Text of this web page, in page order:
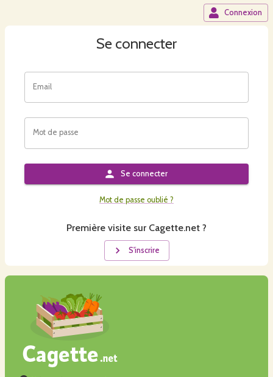
Connexion
Se connecter
Email
Mot de passe
Se connecter
Mot de passe oublié ?
Première visite sur Cagette.net ?
S'inscrire